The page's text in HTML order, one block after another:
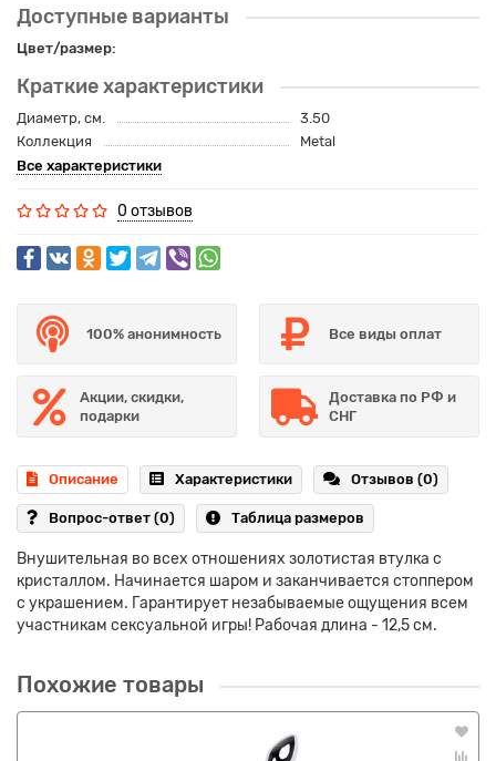
Доступные варианты
Цвет/размер:
Краткие характеристики
Диаметр, см.
3.50
Коллекция
Metal
Все характеристики
0 отзывов
100% анонимность Все виды оплат
Акции, скидки,
подарки
Доставка по РФ и
СНГ
Описание Характеристики Отзывов (0)
Вопрос-ответ (0) Таблица размеров
Внушительная во всех отношениях золотистая втулка с
кристаллом. Начинается шаром и заканчивается стоппером
с украшением. Гарантирует незабываемые ощущения всем
участникам сексуальной игры! Рабочая длина - 12,5 см.
Похожие товары